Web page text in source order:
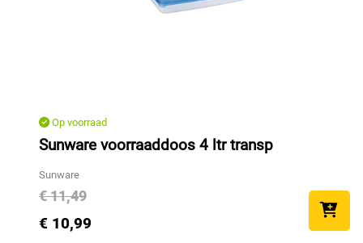
Op voorraad
Sunware voorraaddoos 4 ltr transp
Sunware
€ 11,49
€ 10,99